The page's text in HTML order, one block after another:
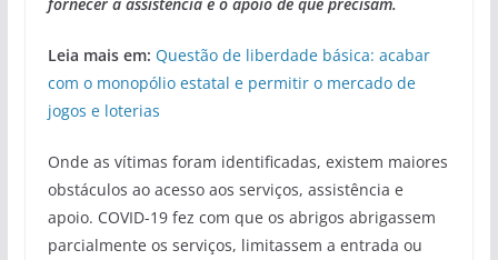
Leia mais em: Questão de liberdade básica: acabar
com o monopólio estatal e permitir o mercado de
jogos e loterias
Onde as vítimas foram identificadas, existem maiores
obstáculos ao acesso aos serviços, assistência e
apoio. COVID-19 fez com que os abrigos abrigassem
parcialmente os serviços, limitassem a entrada ou